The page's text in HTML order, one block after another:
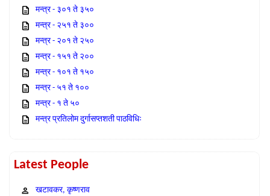
मन्त्र - ३०१ ते ३५०
मन्त्र - २५१ ते ३००
मन्त्र - २०१ ते २५०
मन्त्र - १५१ ते २००
मन्त्र - १०१ ते १५०
मन्त्र - ५१ ते १००
मन्त्र - १ ते ५०
मन्त्र प्रतिलोम दुर्गासप्तशती पाठविधिः
Latest People
खटावकर, कृष्णराव